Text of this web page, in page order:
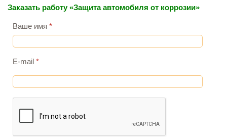
Заказать работу «Защита автомобиля от коррозии»
Ваше имя *
E-mail *